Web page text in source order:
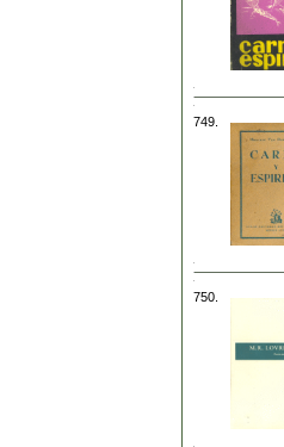
749.
750.